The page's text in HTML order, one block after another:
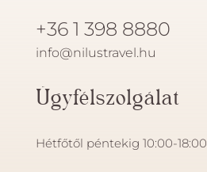
+36 1 398 8880
info@nilustravel.hu
Ügyfélszolgálat
Hétfőtől péntekig 10:00-18:00